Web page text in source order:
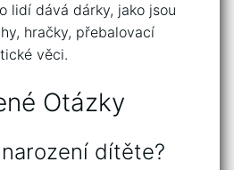
lidí dává dárky, jako jsou
hračky, přebalovací
věci.
Otázky
dítěte?